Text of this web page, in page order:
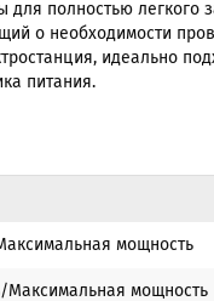
полностью легкого
о необходимости
идеально
питания.
мощность
Максимальная мощность